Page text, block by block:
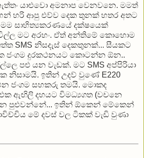
යාළුවො අමනාප වෙනවනෙ. මමත්
හරි ආපු එව්ව දෙක තුනක් හතර අතට
මම සාහිත්‍යකරණයේ දක්ෂයෙක්
මට අරහං. ඒත් අන්තිමේ කොහොම
SMS නිසදැස් දෙකතුනක්... සීයකට
ජංගම දුරකථනයට කොටන්න ඕන..
පළු යන වැඩක්. මට SMS අප්පිරියා
නිසාමයි. ඉතින් උදව් වුණේ E220
ජංගම සහකරු තමයි. මොකද
ඇඟිලි දහයට විමධ්‍යගත (වචනෙ
පුළුවන්නේ... ඉතින් ඕකෙන් මේකෙන්
මේ දවස් වල ටිකක් වැඩි වුණා